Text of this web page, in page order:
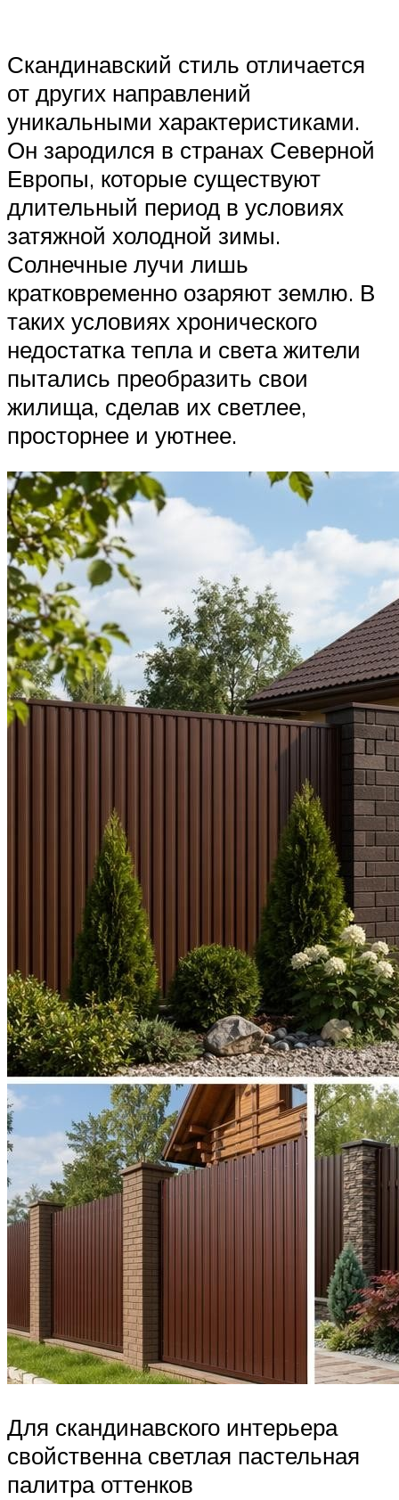
Скандинавский стиль отличается
от других направлений
уникальными характеристиками.
Он зародился в странах Северной
Европы, которые существуют
длительный период в условиях
затяжной холодной зимы.
Солнечные лучи лишь
кратковременно озаряют землю. В
таких условиях хронического
недостатка тепла и света жители
пытались преобразить свои
жилища, сделав их светлее,
просторнее и уютнее.
Для скандинавского интерьера
свойственна светлая пастельная
палитра оттенков